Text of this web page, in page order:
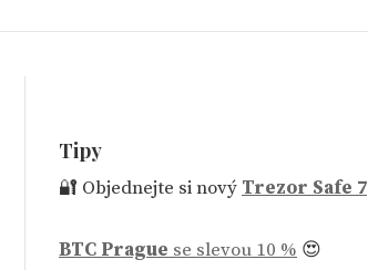
Tipy
🔐 Objednejte si nový Trezor Safe 7
BTC Prague se slevou 10 % 😍